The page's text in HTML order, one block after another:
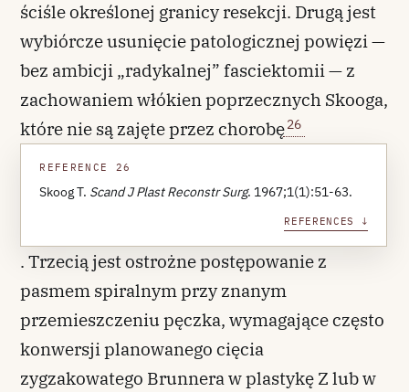
ściśle określonej granicy resekcji. Drugą jest
wybiórcze usunięcie patologicznej powięzi —
bez ambicji „radykalnej” fasciektomii — z
zachowaniem włókien poprzecznych Skooga,
które nie są zajęte przez chorobę26
REFERENCE 26
Skoog T. Scand J Plast Reconstr Surg. 1967;1(1):51-63.
REFERENCES ↓
. Trzecią jest ostrożne postępowanie z
pasmem spiralnym przy znanym
przemieszczeniu pęczka, wymagające często
konwersji planowanego cięcia
zygzakowatego Brunnera w plastykę Z lub w